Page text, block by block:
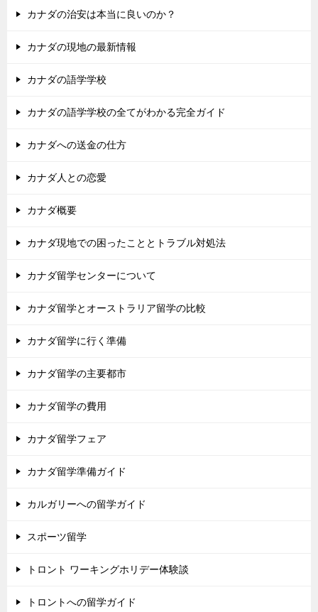
カナダの治安は本当に良いのか？
カナダの現地の最新情報
カナダの語学学校
カナダの語学学校の全てがわかる完全ガイド
カナダへの送金の仕方
カナダ人との恋愛
カナダ概要
カナダ現地での困ったこととトラブル対処法
カナダ留学センターについて
カナダ留学とオーストラリア留学の比較
カナダ留学に行く準備
カナダ留学の主要都市
カナダ留学の費用
カナダ留学フェア
カナダ留学準備ガイド
カルガリーへの留学ガイド
スポーツ留学
トロント ワーキングホリデー体験談
トロントへの留学ガイド